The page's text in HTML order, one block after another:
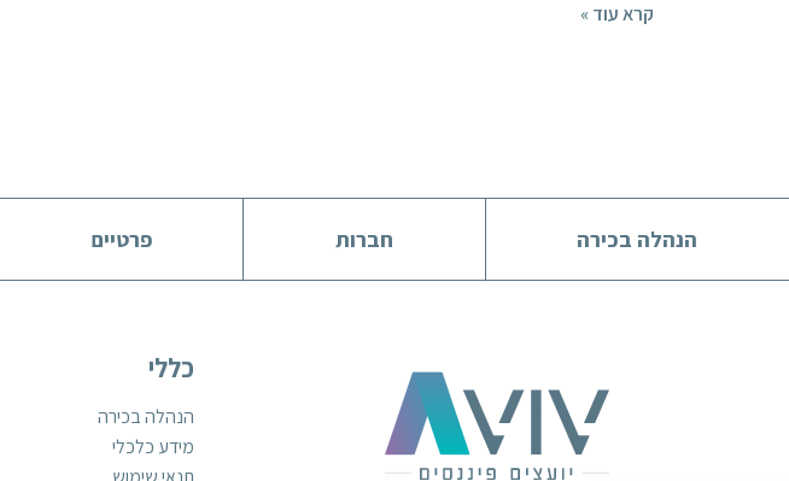
קרא עוד »
הנהלה בכירה חברות פרטיים
כללי
הנהלה בכירה
מידע כלכלי